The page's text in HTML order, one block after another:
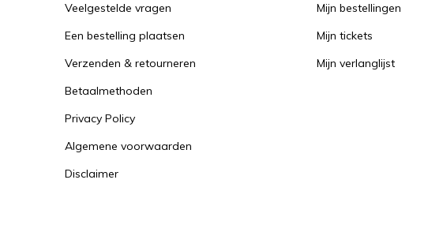
Veelgestelde vragen
Een bestelling plaatsen
Verzenden & retourneren
Betaalmethoden
Privacy Policy
Algemene voorwaarden
Disclaimer
Mijn bestellingen
Mijn tickets
Mijn verlanglijst